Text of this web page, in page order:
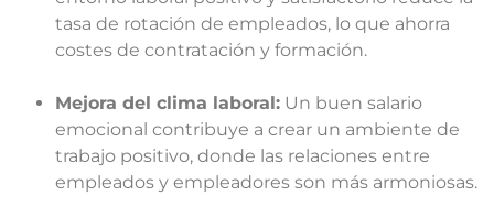
tasa de rotación de empleados, lo que ahorra
costes de contratación y formación.
Mejora del clima laboral: Un buen salario
emocional contribuye a crear un ambiente de
trabajo positivo, donde las relaciones entre
empleados y empleadores son más armoniosas.